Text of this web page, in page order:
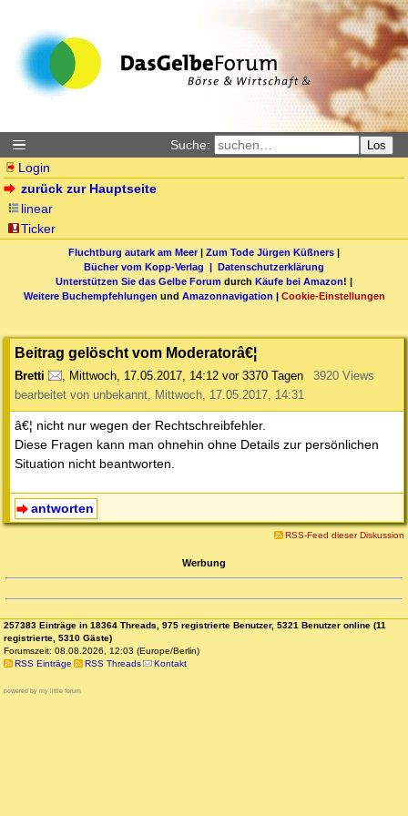
Suche: Los
Login
zurück zur Hauptseite
linear
Ticker
Fluchtburg autark am Meer| Zum Tode Jürgen Küßners |
Bücher vom Kopp-Verlag | Datenschutzerklärung
Unterstützen Sie das Gelbe Forum durch Käufe bei Amazon! |
Weitere Buchempfehlungen und Amazonnavigation | Cookie-Einstellungen
Beitrag gelöscht vom Moderatorâ€¦
Bretti , Mittwoch, 17.05.2017, 14:12 vor 3370 Tagen
3920 Views
bearbeitet von unbekannt, Mittwoch, 17.05.2017, 14:31
â€¦ nicht nur wegen der Rechtschreibfehler.
Diese Fragen kann man ohnehin ohne Details zur persönlichen
Situation nicht beantworten.
antworten
RSS-Feed dieser Diskussion
Werbung
257383 Einträge in 18364 Threads, 975 registrierte Benutzer, 5321 Benutzer online (11
registrierte, 5310 Gäste)
Forumszeit: 08.08.2026, 12:03 (Europe/Berlin)
RSS Einträge
RSS Threads Kontakt
powered by my little forum